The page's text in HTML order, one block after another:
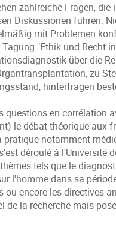
zahlreiche Fragen, die
Diskussionen führen.
mit Problemen
"Ethik und Recht
über die
zu
hinterfragen
questions en corrélation
le débat théorique aux
notamment
déroulé à l'Université
tels que le
l'homme dans sa
encore les directives
de la recherche mais